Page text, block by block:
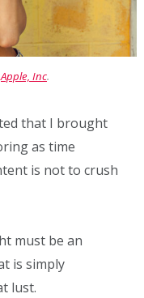
Apple, Inc.
that I brought
as time
is not to crush
must be an
is simply
lust.